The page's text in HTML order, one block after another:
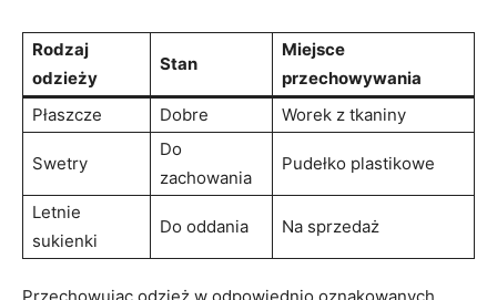
Rodzaj‍
odzieży
Stan
Miejsce
⁣przechowywania
Płaszcze
Dobre Worek z tkaniny
Swetry
Do
zachowania
Pudełko plastikowe
Letnie
sukienki
Do ‌oddania Na sprzedaż